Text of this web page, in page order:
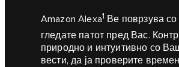
Amazon Alexa1 Ве поврзува
гледате патот пред Вас.
природно и интуитивно со
вести, да ја проверите